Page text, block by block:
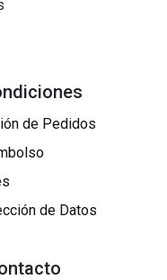
de Pedidos
de Datos